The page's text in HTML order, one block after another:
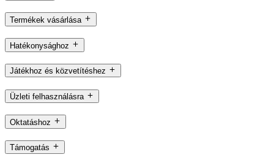
Termékek vásárlása
Hatékonysághoz
Játékhoz és közvetítéshez
Üzleti felhasználásra
Oktatáshoz
Támogatás